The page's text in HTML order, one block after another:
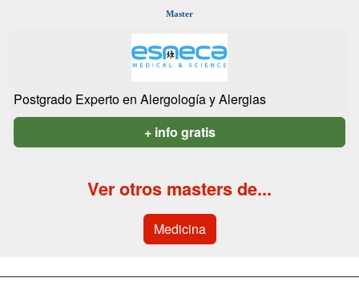
Master
Postgrado Experto en Alergología y Alergias
+ info gratis
Ver otros masters de...
Medicina